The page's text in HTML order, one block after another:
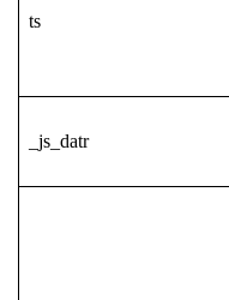
ts
_js_datr